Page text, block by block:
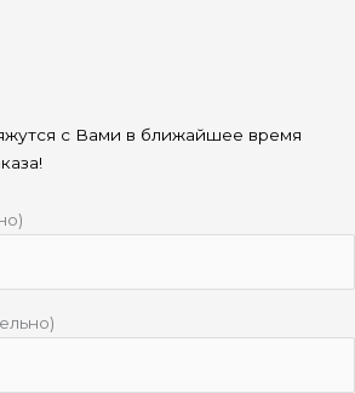
с Вами в ближайшее время